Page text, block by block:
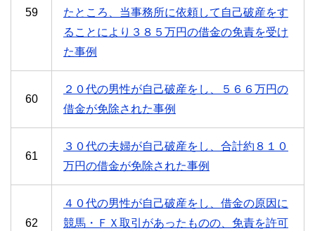
59
たところ、当事務所に依頼して自己破産をす
ることにより３８５万円の借金の免責を受け
た事例
60
２０代の男性が自己破産をし、５６６万円の
借金が免除された事例
61
３０代の夫婦が自己破産をし、合計約８１０
万円の借金が免除された事例
62
４０代の男性が自己破産をし、借金の原因に
競馬・ＦＸ取引があったものの、免責を許可